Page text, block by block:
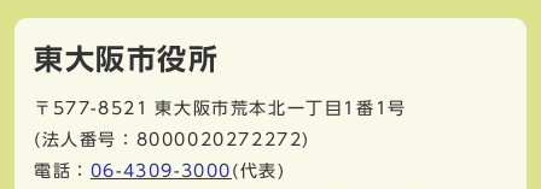
東大阪市役所
〒577-8521
東大阪市荒本北一丁目1番1号
(法人番号：8000020272272)
電話： 06-4309-3000 (代表)